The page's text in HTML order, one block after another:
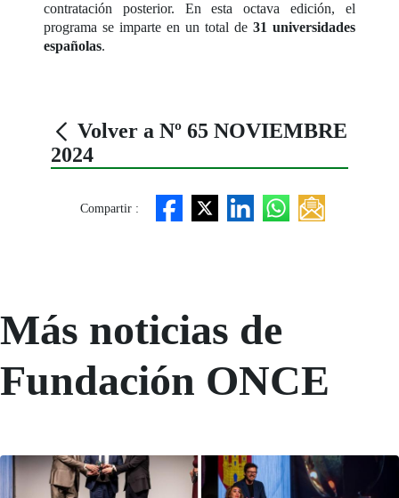
contratación posterior. En esta octava edición, el
programa se imparte en un total de 31 universidades
españolas.
Volver a Nº 65 NOVIEMBRE
2024
Compartir :
Más noticias de
Fundación ONCE